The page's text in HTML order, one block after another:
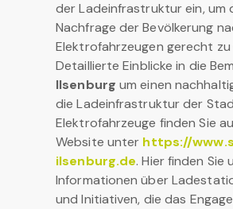
der Ladeinfrastruktur ein, um
Nachfrage der Bevölkerung
Elektrofahrzeugen gerecht zu
Detaillierte Einblicke in die
Ilsenburg um einen
die Ladeinfrastruktur der
Elektrofahrzeuge finden Sie
Website unter https://
ilsenburg.de. Hier finden Sie
Informationen über
und Initiativen, die das